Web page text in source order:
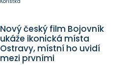
Nový český film Bojovník
ukáže ikonická místa
Ostravy, místní ho uvidí
mezi prvními